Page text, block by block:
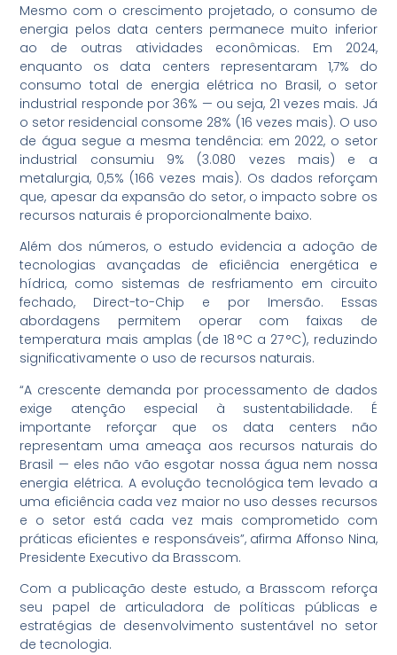
Mesmo com o crescimento projetado, o consumo de
energia pelos data centers permanece muito inferior
ao de outras atividades econômicas. Em 2024,
enquanto os data centers representaram 1,7% do
consumo total de energia elétrica no Brasil, o setor
industrial responde por 36% — ou seja, 21 vezes mais. Já
o setor residencial consome 28% (16 vezes mais). O uso
de água segue a mesma tendência: em 2022, o setor
industrial consumiu 9% (3.080 vezes mais) e a
metalurgia, 0,5% (166 vezes mais). Os dados reforçam
que, apesar da expansão do setor, o impacto sobre os
recursos naturais é proporcionalmente baixo.
Além dos números, o estudo evidencia a adoção de
tecnologias avançadas de eficiência energética e
hídrica, como sistemas de resfriamento em circuito
fechado, Direct-to-Chip e por Imersão. Essas
abordagens permitem operar com faixas de
temperatura mais amplas (de 18 °C a 27 °C), reduzindo
significativamente o uso de recursos naturais.
“A crescente demanda por processamento de dados
exige atenção especial à sustentabilidade. É
importante reforçar que os data centers não
representam uma ameaça aos recursos naturais do
Brasil — eles não vão esgotar nossa água nem nossa
energia elétrica. A evolução tecnológica tem levado a
uma eficiência cada vez maior no uso desses recursos
e o setor está cada vez mais comprometido com
práticas eficientes e responsáveis”, afirma Affonso Nina,
Presidente Executivo da Brasscom.
Com a publicação deste estudo, a Brasscom reforça
seu papel de articuladora de políticas públicas e
estratégias de desenvolvimento sustentável no setor
de tecnologia.